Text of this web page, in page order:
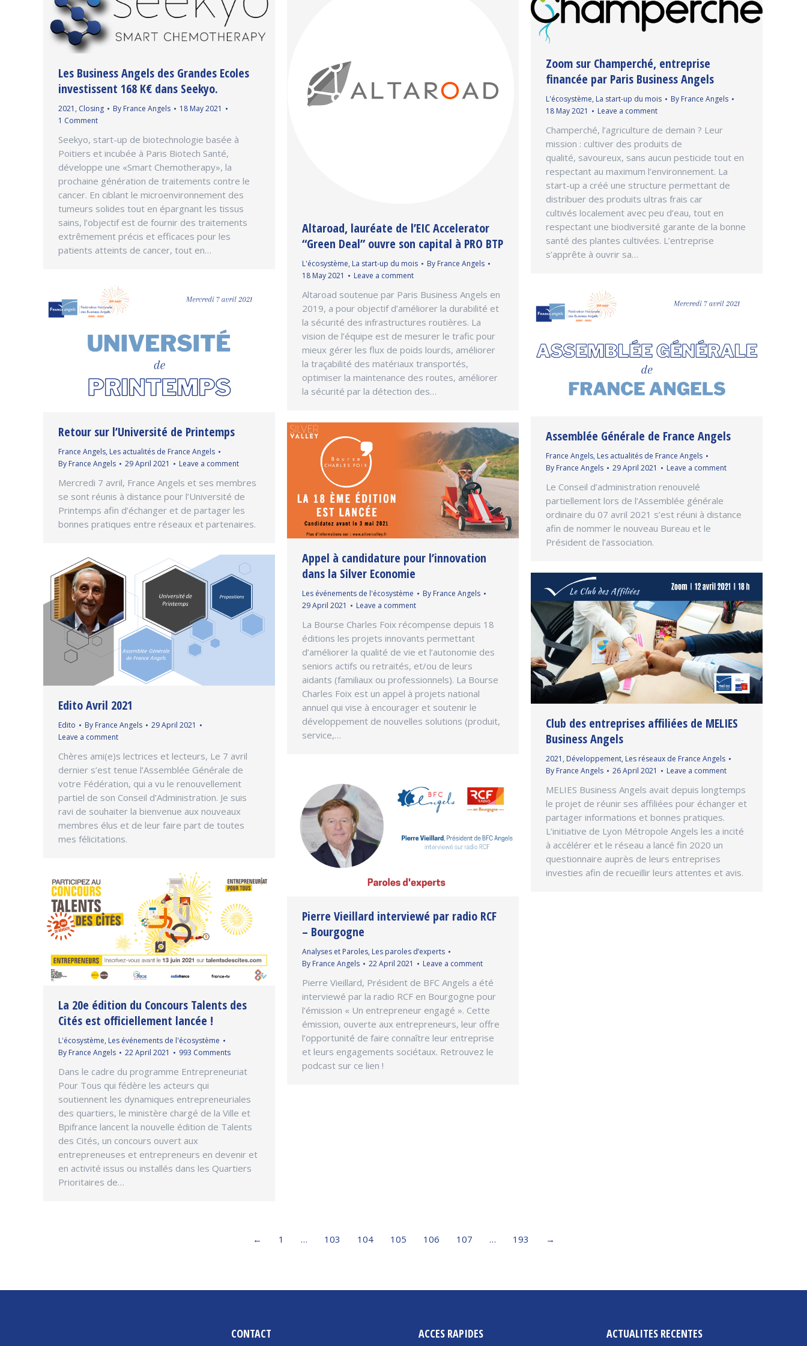
Les Business Angels des Grandes Ecoles
investissent 168 K€ dans Seekyo.
2021, Closing By France Angels
18 May 2021
1 Comment
Seekyo, start-up de biotechnologie basée à
Poitiers et incubée à Paris Biotech Santé,
développe une «Smart Chemotherapy», la
prochaine génération de traitements contre le
cancer. En ciblant le microenvironnement des
tumeurs solides tout en épargnant les tissus
sains, l’objectif est de fournir des traitements
extrêmement précis et efficaces pour les
patients atteints de cancer, tout en…
Altaroad, lauréate de l’EIC Accelerator
“Green Deal” ouvre son capital à PRO BTP
L'écosystème, La start-up du mois By France Angels
18 May 2021
Leave a comment
Altaroad soutenue par Paris Business Angels en
2019, a pour objectif d’améliorer la durabilité et
la sécurité des infrastructures routières. La
vision de l’équipe est de mesurer le trafic pour
mieux gérer les flux de poids lourds, améliorer
la traçabilité des matériaux transportés,
optimiser la maintenance des routes, améliorer
la sécurité par la détection des…
Zoom sur Champerché, entreprise
financée par Paris Business Angels
L'écosystème, La start-up du mois By France Angels
18 May 2021
Leave a comment
Champerché, l’agriculture de demain ? Leur
mission : cultiver des produits de
qualité, savoureux, sans aucun pesticide tout en
respectant au maximum l’environnement. La
start-up a créé une structure permettant de
distribuer des produits ultras frais car
cultivés localement avec peu d’eau, tout en
respectant une biodiversité garante de la bonne
santé des plantes cultivées. L’entreprise
s’apprête à ouvrir sa…
Retour sur l’Université de Printemps
France Angels, Les actualités de France Angels
By France Angels 29 April 2021 Leave a comment
Mercredi 7 avril, France Angels et ses membres
se sont réunis à distance pour l’Université de
Printemps afin d’échanger et de partager les
bonnes pratiques entre réseaux et partenaires.
Assemblée Générale de France Angels
France Angels, Les actualités de France Angels
By France Angels 29 April 2021 Leave a comment
Le Conseil d’administration renouvelé
partiellement lors de l’Assemblée générale
ordinaire du 07 avril 2021 s’est réuni à distance
afin de nommer le nouveau Bureau et le
Président de l’association.
Appel à candidature pour l’innovation
dans la Silver Economie
Les événements de l'écosystème By France Angels
29 April 2021
Leave a comment
La Bourse Charles Foix récompense depuis 18
éditions les projets innovants permettant
d’améliorer la qualité de vie et l’autonomie des
seniors actifs ou retraités, et/ou de leurs
aidants (familiaux ou professionnels). La Bourse
Charles Foix est un appel à projets national
annuel qui vise à encourager et soutenir le
développement de nouvelles solutions (produit,
service,…
Edito Avril 2021
Edito By France Angels
29 April 2021
Leave a comment
Chères ami(e)s lectrices et lecteurs, Le 7 avril
dernier s’est tenue l’Assemblée Générale de
votre Fédération, qui a vu le renouvellement
partiel de son Conseil d’Administration. Je suis
ravi de souhaiter la bienvenue aux nouveaux
membres élus et de leur faire part de toutes
mes félicitations.
Club des entreprises affiliées de MELIES
Business Angels
2021 , Développement, Les réseaux de France Angels
By France Angels 26 April 2021 Leave a comment
MELIES Business Angels avait depuis longtemps
le projet de réunir ses affiliées pour échanger et
partager informations et bonnes pratiques.
L’initiative de Lyon Métropole Angels les a incité
à accélérer et le réseau a lancé fin 2020 un
questionnaire auprès de leurs entreprises
investies afin de recueillir leurs attentes et avis.
Pierre Vieillard interviewé par radio RCF
– Bourgogne
Analyses et Paroles, Les paroles d’experts
By France Angels 22 April 2021 Leave a comment
Pierre Vieillard, Président de BFC Angels a été
interviewé par la radio RCF en Bourgogne pour
l’émission « Un entrepreneur engagé ». Cette
émission, ouverte aux entrepreneurs, leur offre
l’opportunité de faire connaître leur entreprise
et leurs engagements sociétaux. Retrouvez le
podcast sur ce lien !
La 20e édition du Concours Talents des
Cités est officiellement lancée !
L'écosystème, Les événements de l'écosystème
By France Angels 22 April 2021 993 Comments
Dans le cadre du programme Entrepreneuriat
Pour Tous qui fédère les acteurs qui
soutiennent les dynamiques entrepreneuriales
des quartiers, le ministère chargé de la Ville et
Bpifrance lancent la nouvelle édition de Talents
des Cités, un concours ouvert aux
entrepreneuses et entrepreneurs en devenir et
en activité issus ou installés dans les Quartiers
Prioritaires de…
← 1 … 103 104 105 106 107 … 193 →
CONTACT ACCES RAPIDES ACTUALITES RECENTES